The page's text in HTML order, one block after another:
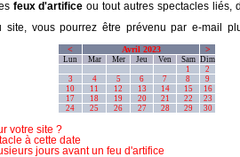
feux d'artifice ou tout autres spectacles liés,
site, vous pourrez être prévenu par e-mail
< Avril 2023 >
Lun Mar Mer Jeu Ven Sam Dim
1
2
3
4 5 6 7 8
9
10
11 12 13 14 15
16
17
18 19 20 21 22
23
24
25 26 27 28 29 30
votre site ?
à cette date
jours avant un feu d'artifice